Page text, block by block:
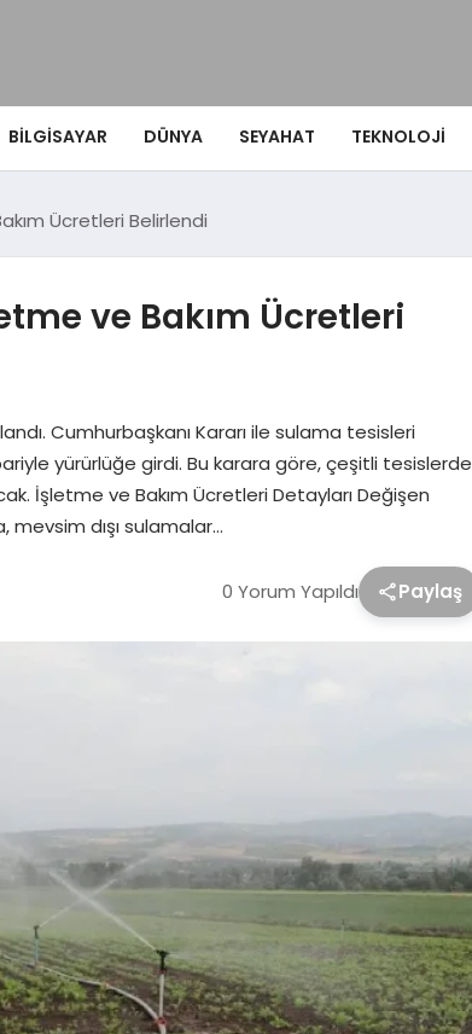
BILGISAYAR DÜNYA SEYAHAT TEKNOLOJI
Ücretleri Belirlendi
ve Bakım Ücretleri
Cumhurbaşkanı Kararı ile sulama tesisleri
yürürlüğe girdi. Bu karara göre, çeşitli tesislerde
İşletme ve Bakım Ücretleri Detayları Değişen
mevsim dışı sulamalar…
0 Yorum Yapıldı Paylaş